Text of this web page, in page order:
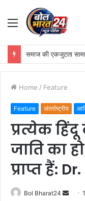
Menu
Home / Feature
Feature अंतर्राष्ट्रीय
प्रत्येक
जाति का
प्राप्त हैं:
Bol Bharat24
Send